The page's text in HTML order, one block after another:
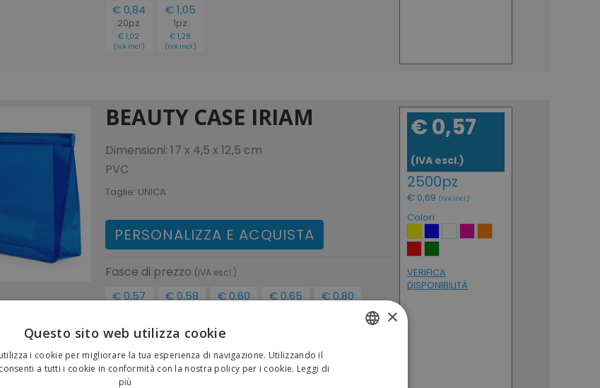
€ 0,84
20pz
€ 1,02
(IVA incl.)
€ 1,05
1pz
€ 1,28
(IVA incl.)
BEAUTY CASE IRIAM
Dimensioni: 17 x 4,5 x 12,5 cm
PVC
Taglie: UNICA
PERSONALIZZA E ACQUISTA
Fasce di prezzo (IVA escl.)
€ 0,57
(IVA incl.)
€ 0,58
(IVA incl.)
€ 0,60
(IVA incl.)
€ 0,65 € 0,80
€ 0,97
20pz
€ 1,18
€ 1,21
1pz
€ 0,57
(IVA escl.)
2500pz
€ 0,69 (IVA incl.)
Colori
VERIFICA
DISPONIBILITÁ
×
Questo sito web utilizza cookie
i cookie per migliorare la tua esperienza di navigazione. Utilizzando il
a tutti i cookie in conformità con la nostra policy per i cookie. Leggi di
più